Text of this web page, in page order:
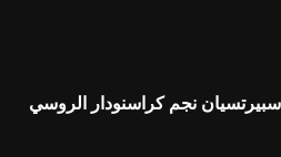
نجم كراسنودار الروسي